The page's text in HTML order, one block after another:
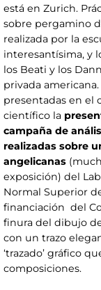
está en Zurich.
sobre pergamino
realizada por la
interesantísima, y
los Beati y los
privada
presentadas en el
científico la
campaña de
realizadas sobre
angelicanas
exposición) del
Normal Superior
financiación del
finura del dibujo
con un trazo
‘trazado’ gráfico
composiciones.